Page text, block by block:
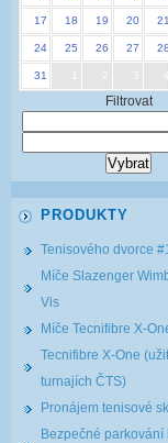
17 18 19 20 21
24 25 26 27 28
31 3
Filtrovat
PRODUKTY
Tenisového dvorce
Míče Slazenger
Vis
Míče Tecnifibre X-
Tecnifibre X-One
turnajích ČTS)
Pronájem tenisové
Bezpečné parkování